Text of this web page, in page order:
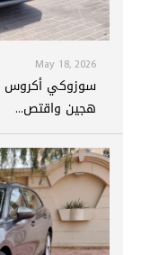
May 18, 2026
هجين واقتص...